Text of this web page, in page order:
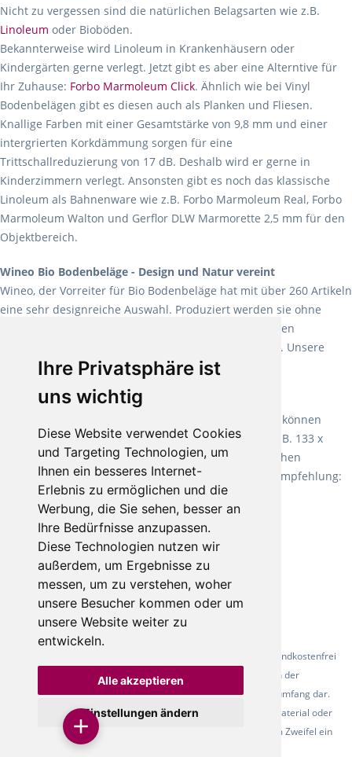
Ihre Privatsphäre ist
uns wichtig
Diese Website verwendet Cookies
und Targeting Technologien, um
Ihnen ein besseres Internet-
Erlebnis zu ermöglichen und die
Werbung, die Sie sehen, besser an
Ihre Bedürfnisse anzupassen.
Diese Technologien nutzen wir
außerdem, um Ergebnisse zu
messen, um zu verstehen, woher
unsere Besucher kommen oder um
unsere Website weiter zu
entwickeln.
Alle akzeptieren
Einstellungen ändern
Nicht zu vergessen sind die natürlichen Belagsarten wie z.B.
Linoleum oder Bioböden.
Bekannterweise wird Linoleum in Krankenhäusern oder
Kindergärten gerne verlegt. Jetzt gibt es aber eine Alterntive für
Ihr Zuhause: Forbo Marmoleum Click. Ähnlich wie bei Vinyl
Bodenbelägen gibt es diesen auch als Planken und Fliesen.
Knallige Farben mit einer Gesamtstärke von 9,8 mm und einer
intergrierten Korkdämmung sorgen für eine
Trittschallreduzierung von 17 dB. Deshalb wird er gerne in
Kinderzimmern verlegt. Ansonsten gibt es noch das klassische
Linoleum als Bahnenware wie z.B. Forbo Marmoleum Real, Forbo
Marmoleum Walton und Gerflor DLW Marmorette 2,5 mm für den
Objektbereich.
Wineo Bio Bodenbeläge - Design und Natur vereint
Wineo, der Vorreiter für Bio Bodenbeläge hat mit über 260 Artikeln
eine sehr designreiche Auswahl. Produziert werden sie ohne
Weichmacher und Lösungsmittel. Mit allen verfügbaren
Verlegearten ist er für jegliche Bauvorhaben attraktiv. Unsere
Empfehlung:Wineo 1000 Multi Layer XXL.
Teppiche für ein angenehmes Laufgefühl
machen es schon lange vor. Sie können
Teppich in Ihrem gewünschten Sondermaß kaufen, z.B. 133 x
60cm. Vor allem in Schlafzimmern aufgrund der weichen
Oberfläche ein sehr beliebter Zusatzboden. Unsere Empfehlung:
Fletco Fluffy und Fletco Hermelin
* Alle Preise inkl. gesetzl. Mehrwertsteuer - Alle Artikel versandkostenfrei
ab 500 Euro in Deutschland! Die Abbildungen dienen der
Produktpräsentation und stellen nicht zwingend den Lieferumfang dar.
Farbunterschiede der Abbildungen können durch das Fotomaterial oder
den verwendeten Bildschirm entstehen - bitte fordern Sie im Zweifel ein